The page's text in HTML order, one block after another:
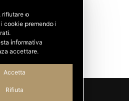
rifiutare o
cookie premendo i
informativa
accettare.
Accetta
Rifiuta